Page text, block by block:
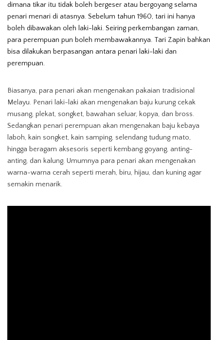
dimana tikar itu tidak boleh bergeser atau bergoyang selama
penari menari di atasnya. Sebelum tahun 1960, tari ini hanya
boleh dibawakan oleh laki-laki. Seiring perkembangan zaman,
para perempuan pun boleh membawakannya. Tari Zapin bahkan
bisa dilakukan berpasangan antara penari laki-laki dan
perempuan.
Biasanya, para penari akan mengenakan pakaian tradisional
Melayu. Penari laki-laki akan mengenakan baju kurung cekak
musang, plekat, songket, bawahan seluar, kopya, dan bross.
Sedangkan penari perempuan akan mengenakan baju kebaya
laboh, kain songket, kain samping, selendang tudung mato,
hingga beragam aksesoris seperti kembang goyang, anting-
anting, dan kalung. Umumnya para penari akan mengenakan
warna-warna cerah seperti merah, biru, hijau, dan kuning agar
semakin menarik.